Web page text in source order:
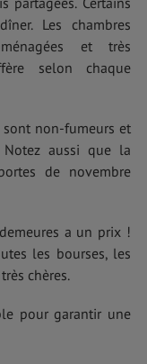
Les chambres
et très
selon chaque
non-fumeurs et
Notez aussi que la
de novembre
a un prix !
les bourses, les
chères.
pour garantir une